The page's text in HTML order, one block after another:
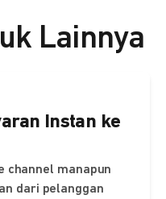
Lainnya
Instan ke
channel manapun
dari pelanggan